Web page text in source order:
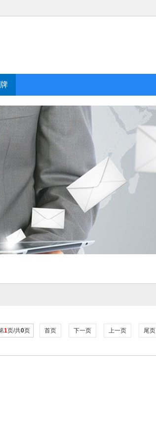
1页/共0页 首页 下一页 上一页 尾页